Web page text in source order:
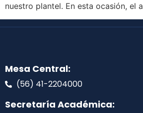
nuestro plantel. En esta ocasión, el
Mesa Central:
(56) 41-2204000
Secretaría Académica: